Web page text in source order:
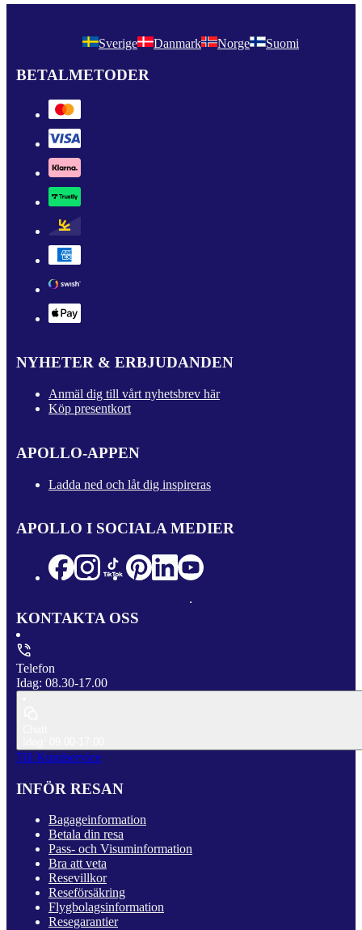
Sverige Danmark Norge Suomi
BETALMETODER
NYHETER & ERBJUDANDEN
Anmäl dig till vårt nyhetsbrev här
Köp presentkort
APOLLO-APPEN
Ladda ned och låt dig inspireras
APOLLO I SOCIALA MEDIER
KONTAKTA OSS
Telefon
Idag: 08.30-17.00
Till Kundservice
INFÖR RESAN
Bagageinformation
Betala din resa
Pass- och Visuminformation
Bra att veta
Resevillkor
Reseförsäkring
Flygbolagsinformation
Resegarantier